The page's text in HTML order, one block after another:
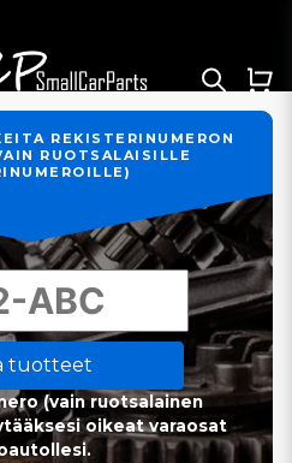
REKISTERINUMERON
RUOTSALAISILLE
tuotteet
(vain ruotsalainen
oikeat varaosat